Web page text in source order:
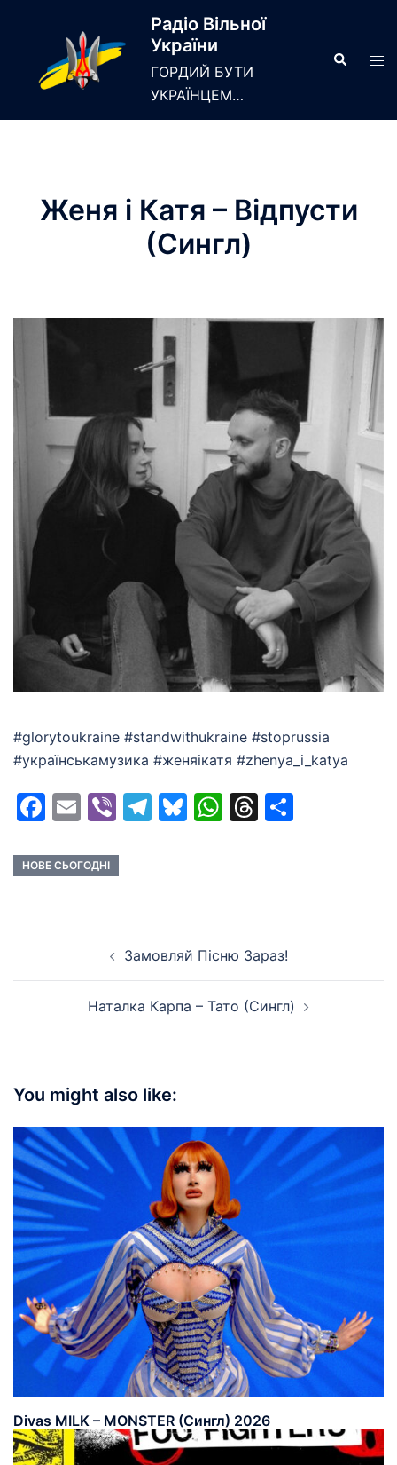
Радіо Вільної
України
ГОРДИЙ БУТИ
УКРАЇНЦЕМ…
Search
Женя і Катя – Відпусти
(Сингл)
#glorytoukraine #standwithukraine #stoprussia
#українськамузика #женяікатя #zhenya_i_katya
Facebook
EmailViberTelegram
Bluesky
WhatsApp
Threads
НОВЕ СЬОГОДНІ
navigation Замовляй Пiсню Зараз!
Наталка Карпа – Тато (Сингл)
You might also like:
Divas MILK – MONSTER (Сингл) 2026